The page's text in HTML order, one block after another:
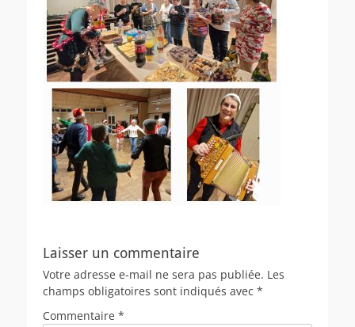
Laisser un commentaire
Votre adresse e-mail ne sera pas publiée. Les
champs obligatoires sont indiqués avec *
Commentaire *